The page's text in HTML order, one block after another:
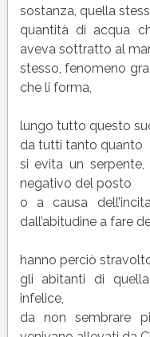
sostanza, quella
quantità di acqua
aveva sottratto al
stesso, fenomeno
che li forma,
lungo tutto questo
da tutti tanto quanto
si evita un
negativo del posto
o a causa
dall’abitudine a fare
hanno perciò
gli abitanti di
infelice,
da non sembrare